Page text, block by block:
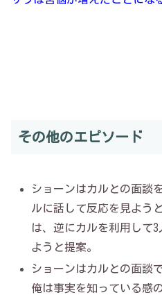
その他のエピソード
ショーンはカルとの面談
ルに話して反応を見よう
は、逆にカルを利用して
ようと提案。
ショーンはカルとの面談
俺は事実を知っている感